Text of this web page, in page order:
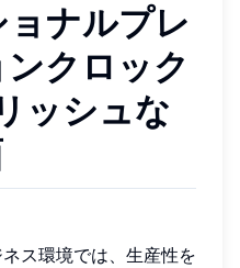
ナルプレ
クロック
ッシュな
ス環境では、生産性を